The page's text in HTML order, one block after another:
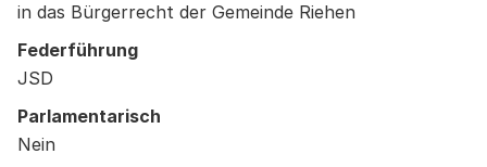
in das Bürgerrecht der Gemeinde Riehen
Federführung
JSD
Parlamentarisch
Nein